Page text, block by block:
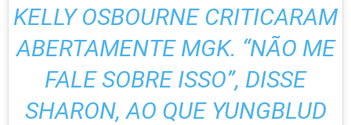
KELLY OSBOURNE CRITICARAM
ABERTAMENTE MGK. “NÃO ME
FALE SOBRE ISSO”, DISSE
SHARON, AO QUE YUNGBLUD